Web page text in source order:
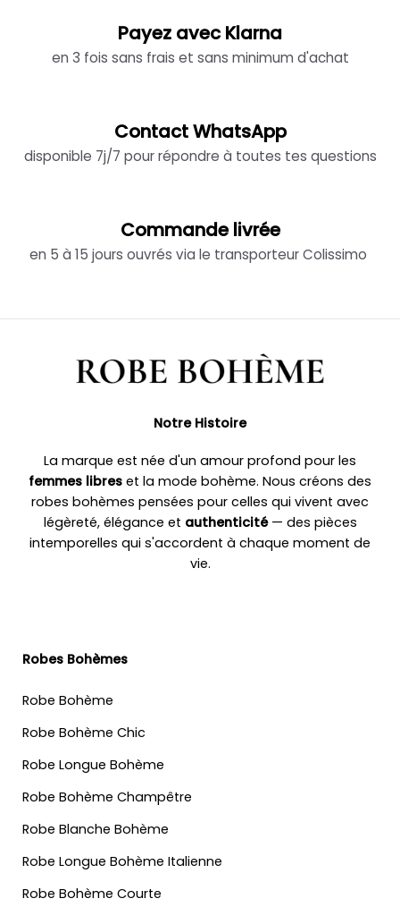
Payez avec Klarna
en 3 fois sans frais et sans minimum d'achat
Contact WhatsApp
disponible 7j/7 pour répondre à toutes tes questions
Commande livrée
en 5 à 15 jours ouvrés via le transporteur Colissimo
Notre Histoire
La marque est née d'un amour profond pour les
femmes libres et la mode bohème. Nous créons des
robes bohèmes pensées pour celles qui vivent avec
légèreté, élégance et authenticité— des pièces
intemporelles qui s'accordent à chaque moment de
vie.
Robes Bohèmes
Robe Bohème
Robe Bohème Chic
Robe Longue Bohème
Robe Bohème Champêtre
Robe Blanche Bohème
Robe Longue Bohème Italienne
Robe Bohème Courte